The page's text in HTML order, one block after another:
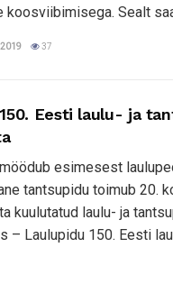
koosviibimisega. Sealt
37
Eesti laulu- ja
esimesest
tantsupidu toimub 20.
kuulutatud laulu- ja
– Laulupidu 150. Eesti